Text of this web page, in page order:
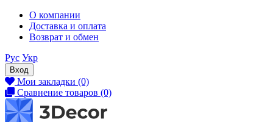
О компании
Доставка и оплата
Возврат и обмен
Рус Укр
Вход
Мои закладки (0)
Сравнение товаров (0)